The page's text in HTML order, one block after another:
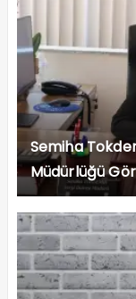
Semiha
Müdürlüğü